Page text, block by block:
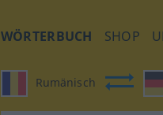
WÖRTERBUCH SHOP
Rumänisch